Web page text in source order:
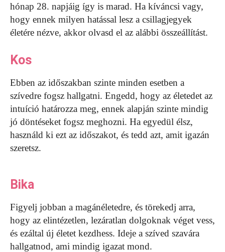
hónap 28. napjáig így is marad. Ha kíváncsi vagy,
hogy ennek milyen hatással lesz a csillagjegyek
életére nézve, akkor olvasd el az alábbi összeállítást.
Kos
Ebben az időszakban szinte minden esetben a
szívedre fogsz hallgatni. Engedd, hogy az életedet az
intuíció határozza meg, ennek alapján szinte mindig
jó döntéseket fogsz meghozni. Ha egyedül élsz,
használd ki ezt az időszakot, és tedd azt, amit igazán
szeretsz.
Bika
Figyelj jobban a magánéletedre, és törekedj arra,
hogy az elintézetlen, lezáratlan dolgoknak véget vess,
és ezáltal új életet kezdhess. Ideje a szíved szavára
hallgatnod, ami mindig igazat mond.